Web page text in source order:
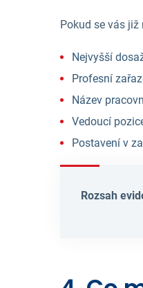
Pokud se vás
Nejvyšší
Profesní
Název
Vedoucí
Postavení v
Rozsah